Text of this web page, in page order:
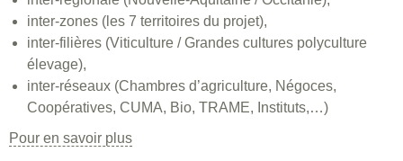
inter-zones (les 7 territoires du projet),
inter-filières (Viticulture / Grandes cultures polyculture
élevage),
inter-réseaux (Chambres d’agriculture, Négoces,
Coopératives, CUMA, Bio, TRAME, Instituts,…)
Pour en savoir plus